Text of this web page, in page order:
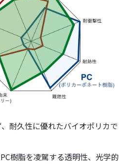
耐久性に優れたバイオポリカで
樹脂を凌駕する透明性、光学的